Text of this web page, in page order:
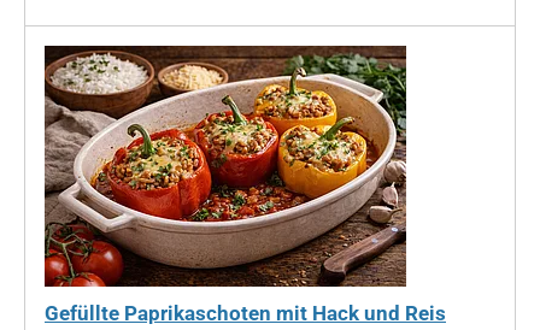
Gefüllte Paprikaschoten mit Hack und Reis